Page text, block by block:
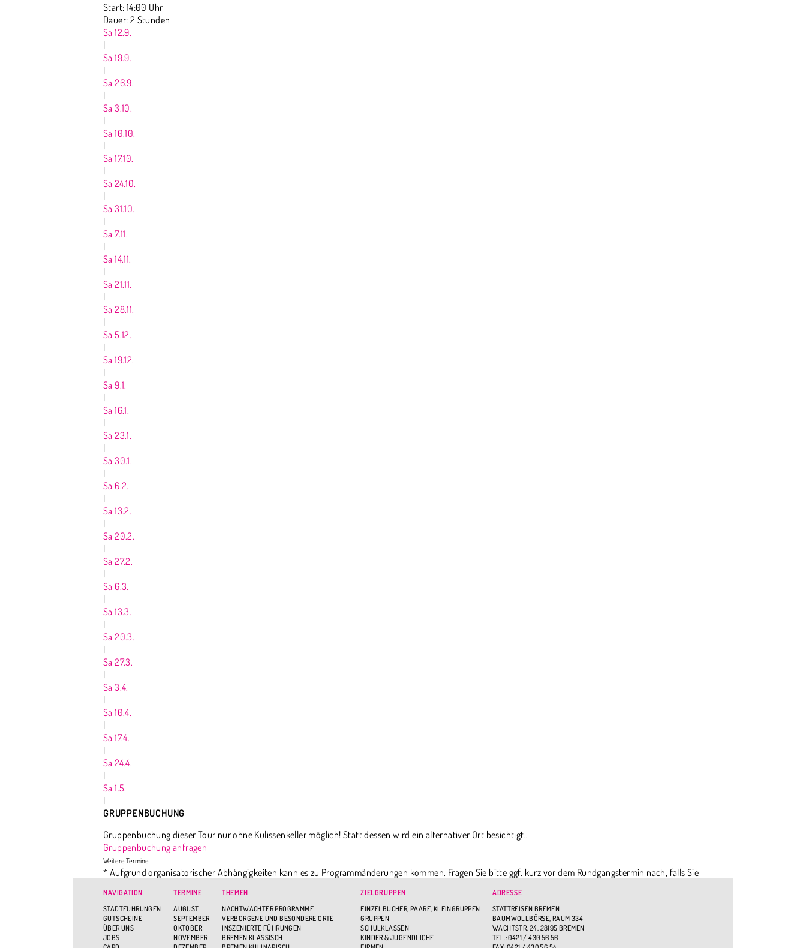
Start: 14:00 Uhr
Dauer: 2 Stunden
Sa 12.9.
|
Sa 19.9.
|
Sa 26.9.
|
Sa 3.10.
|
Sa 10.10.
|
Sa 17.10.
|
Sa 24.10.
|
Sa 31.10.
|
Sa 7.11.
|
Sa 14.11.
|
Sa 21.11.
|
Sa 28.11.
|
Sa 5.12.
|
Sa 19.12.
|
Sa 9.1.
|
Sa 16.1.
|
Sa 23.1.
|
Sa 30.1.
|
Sa 6.2.
|
Sa 13.2.
|
Sa 20.2.
|
Sa 27.2.
|
Sa 6.3.
|
Sa 13.3.
|
Sa 20.3.
|
Sa 27.3.
|
Sa 3.4.
|
Sa 10.4.
|
Sa 17.4.
|
Sa 24.4.
|
Sa 1.5.
|
GRUPPENBUCHUNG
Gruppenbuchung dieser Tour nur ohne Kulissenkeller möglich! Statt dessen wird ein alternativer Ort besichtigt..
Gruppenbuchung anfragen
* Aufgrund organisatorischer Abhängigkeiten kann es zu Programmänderungen kommen. Fragen Sie bitte ggf. kurz vor dem Rundgangstermin nach, falls Sie
NAVIGATION
STADTFÜHRUNGEN
GUTSCHEINE
ÜBER UNS
JOBS
TERMINE
AUGUST
SEPTEMBER
OKTOBER
NOVEMBER
THEMEN
NACHTWÄCHTER PROGRAMME
VERBORGENE UND BESONDERE ORTE
INSZENIERTE FÜHRUNGEN
BREMEN KLASSISCH
ZIELGRUPPEN
EINZELBUCHER, PAARE, KLEINGRUPPEN
GRUPPEN
SCHULKLASSEN
KINDER & JUGENDLICHE
ADRESSE
STATTREISEN BREMEN
BAUMWOLLBÖRSE, RAUM 334
WACHTSTR. 24, 28195 BREMEN
TEL.: 0421 / 430 56 56